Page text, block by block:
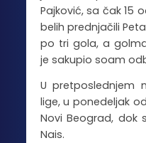
Pajković, sa čak 15
belih prednjačili
po tri gola, a
je sakupio soam
U pretposlednjem
lige, u ponedeljak
Novi Beograd, dok
Nais.